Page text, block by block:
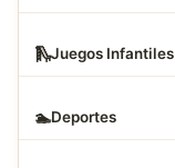
🛝Juegos Infantiles
🏊Deportes